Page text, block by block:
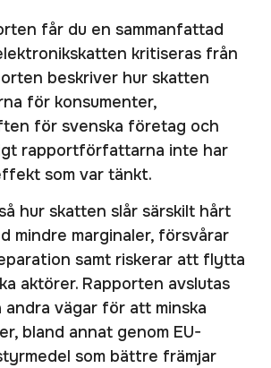
får du en sammanfattad
kritiseras från
beskriver hur skatten
för konsumenter,
för svenska företag och
rapportförfattarna inte har
som var tänkt.
hur skatten slår särskilt hårt
mindre marginaler, försvårar
samt riskerar att flytta
aktörer. Rapporten avslutas
andra vägar för att minska
bland annat genom EU-
som bättre främjar